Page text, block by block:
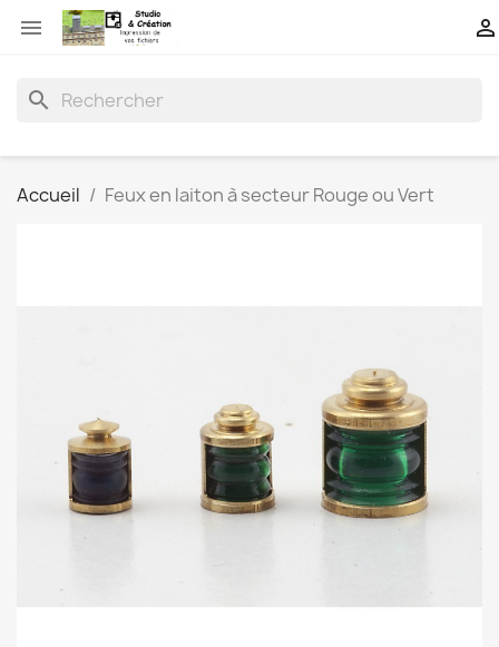
 
search
Accueil Feux en laiton à secteur Rouge ou Vert